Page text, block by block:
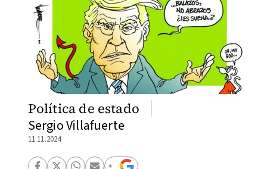
Política de estado
Sergio Villafuerte
11.11.2024